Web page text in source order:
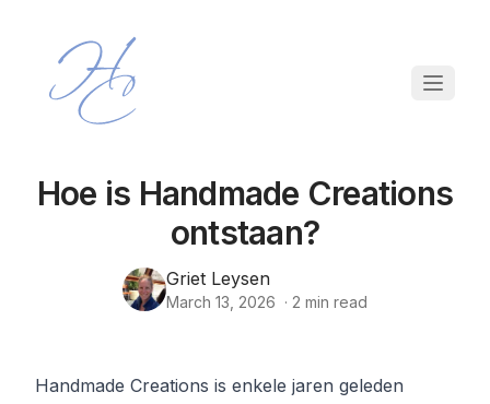
Hoe is Handmade Creations
ontstaan?
Griet Leysen
March 13, 2026 · 2 min read
Handmade Creations is enkele jaren geleden